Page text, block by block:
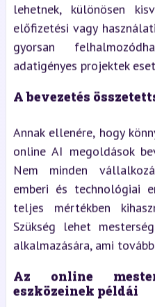
lehetnek, különösen
előfizetési vagy
gyorsan
adatigényes projektek
A bevezetés
Annak ellenére, hogy
online AI megoldások
Nem minden
emberi és technológiai
teljes mértékben
Szükség lehet
alkalmazására, ami
Az online
eszközeinek példái